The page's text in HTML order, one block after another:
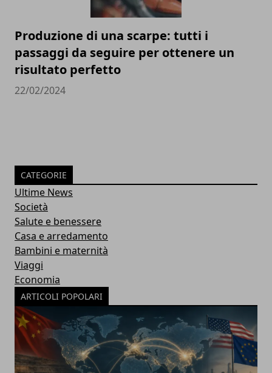
Produzione di una scarpe: tutti i
passaggi da seguire per ottenere un
risultato perfetto
22/02/2024
CATEGORIE
Ultime News
Società
Salute e benessere
Casa e arredamento
Bambini e maternità
Viaggi
Economia
ARTICOLI POPOLARI